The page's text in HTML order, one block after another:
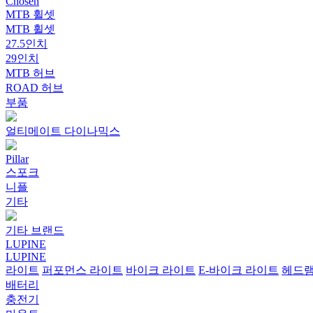
MTB 휠셋
MTB 휠셋
27.5인치
29인치
MTB 허브
ROAD 허브
부품
얼티메이트 다이나믹스
Pillar
스포크
니플
기타
기타 브랜드
LUPINE
LUPINE
라이트 퍼포먼스 라이트 바이크 라이트 E-바이크 라이트 헤드
배터리
충전기